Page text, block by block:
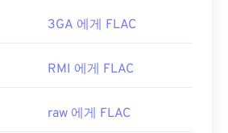
않은 고품질 파일이므로 음악
WAV 파일이 원활하게 작동하는
도 WAV 파일을 지원합니다.
어떻게 여나요?
대한 다른 세부 정보로는 특허
스(TAPI)
와 호환되고,
적용되지 않는다는 점이 있습
3GA 에게 FLAC
RMI 에게 FLAC
raw 에게 FLAC